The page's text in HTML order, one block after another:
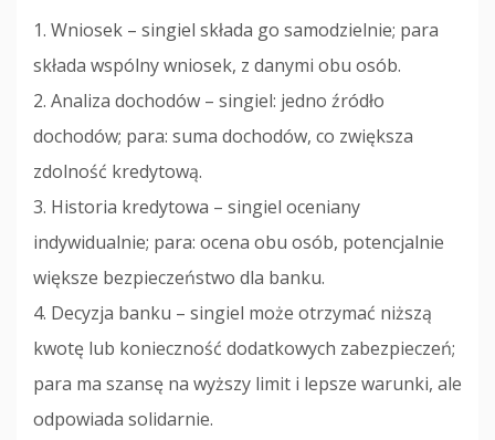
1. Wniosek – singiel składa go samodzielnie; para
składa wspólny wniosek, z danymi obu osób.
2. Analiza dochodów – singiel: jedno źródło
dochodów; para: suma dochodów, co zwiększa
zdolność kredytową.
3. Historia kredytowa – singiel oceniany
indywidualnie; para: ocena obu osób, potencjalnie
większe bezpieczeństwo dla banku.
4. Decyzja banku – singiel może otrzymać niższą
kwotę lub konieczność dodatkowych zabezpieczeń;
para ma szansę na wyższy limit i lepsze warunki, ale
odpowiada solidarnie.